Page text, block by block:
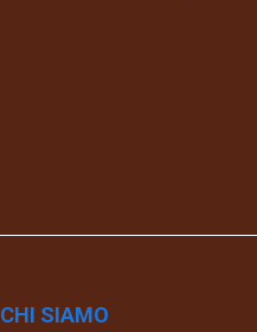
CHI SIAMO